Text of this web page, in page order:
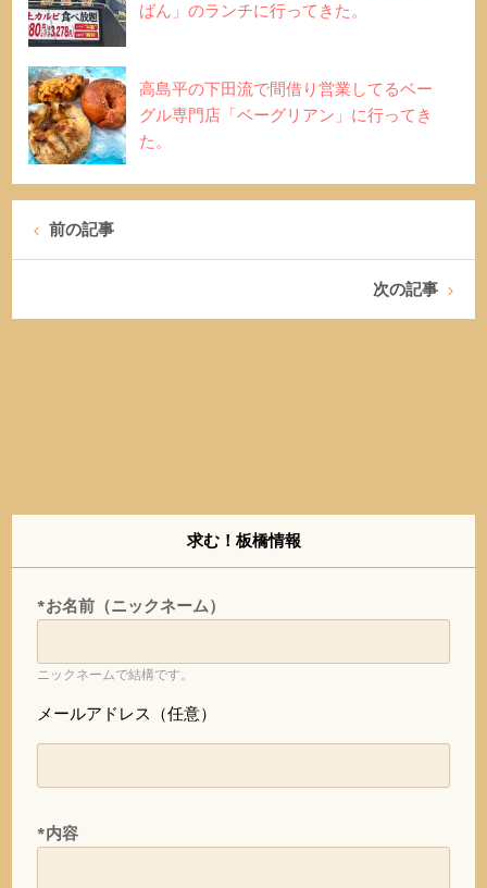
ばん」のランチに行ってきた。
高島平の下田流で間借り営業してるベー
グル専門店「ベーグリアン」に行ってき
た。
前の記事
次の記事
求む！板橋情報
*お名前（ニックネーム）
ニックネームで結構です。
メールアドレス（任意）
*内容